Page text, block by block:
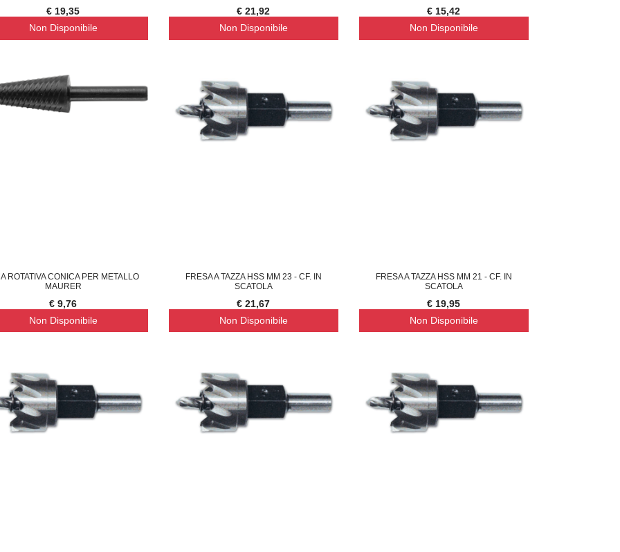
€ 19,35
Non Disponibile
€ 21,92
Non Disponibile
€ 15,42
Non Disponibile
ROTATIVA CONICA PER METALLO
MAURER
€ 9,76
Non Disponibile
FRESA A TAZZA HSS MM 23 - CF. IN
SCATOLA
€ 21,67
Non Disponibile
FRESA A TAZZA HSS MM 21 - CF. IN
SCATOLA
€ 19,95
Non Disponibile